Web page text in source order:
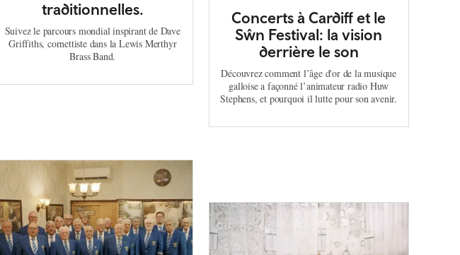
traditionnelles.
Suivez le parcours mondial inspirant de Dave
Griffiths, cornettiste dans la Lewis Merthyr
Brass Band.
Concerts à Cardiff et le
Sŵn Festival: la vision
derrière le son
Découvrez comment l’âge d'or de la musique
galloise a façonné l’animateur radio Huw
Stephens, et pourquoi il lutte pour son avenir.